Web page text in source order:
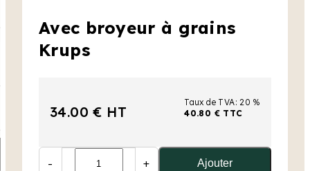
Avec broyeur à grains
Krups
34.00 € HT
Taux de TVA: 20 %
40.80 € TTC
- + Ajouter